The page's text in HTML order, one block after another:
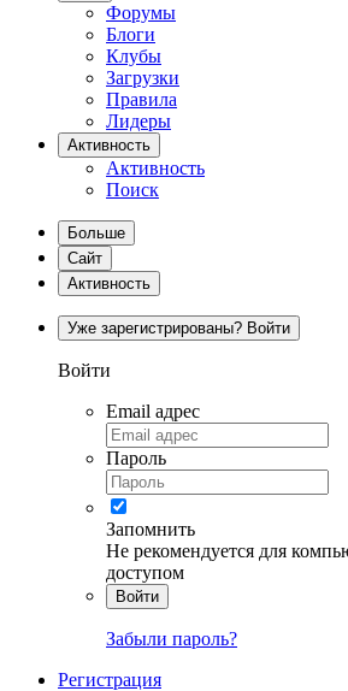
Форумы
Блоги
Клубы
Загрузки
Правила
Лидеры
Активность
Активность
Поиск
Больше
Сайт
Активность
Уже зарегистрированы? Войти
Войти
Email адрес
Пароль
Запомнить
Не рекомендуется для
доступом
Войти
Забыли пароль?
Регистрация